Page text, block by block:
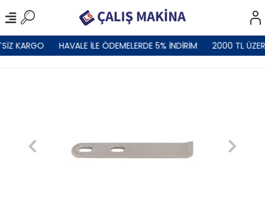
KARGO HAVALE İLE ÖDEMELERDE 5% İNDİRİM 2000 TL